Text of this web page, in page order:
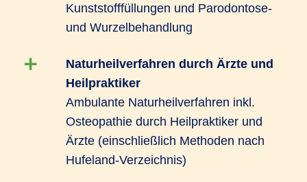
Kunststofffüllungen und Parodontose-
und Wurzelbehandlung
Naturheilverfahren durch Ärzte und
Heilpraktiker
Ambulante Naturheilverfahren inkl.
Osteopathie durch Heilpraktiker und
Ärzte (einschließlich Methoden nach
Hufeland-Verzeichnis)